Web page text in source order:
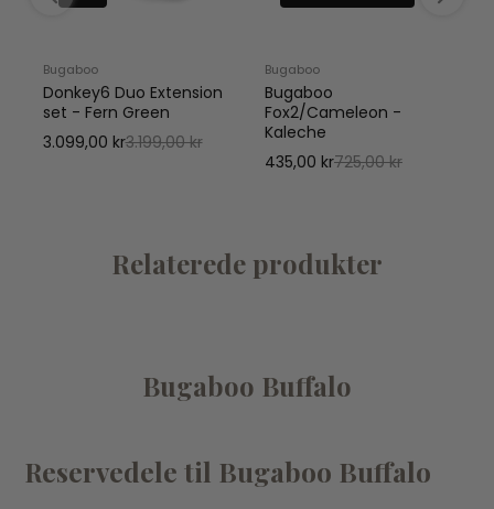
Bugaboo
Donkey6 Duo Extension
set - Fern Green
3.099,00 kr3.199,00 kr
Bugaboo
Bugaboo
Fox2/Cameleon -
Kaleche
435,00 kr725,00 kr
Relaterede produkter
Bugaboo Buffalo
Reservedele til Bugaboo Buffalo